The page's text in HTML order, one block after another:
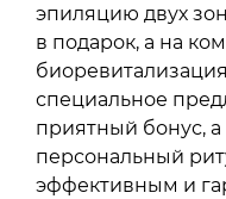
эпиляцию двух
в подарок, а на
специальное
приятный бонус,
персональный
эффективным и